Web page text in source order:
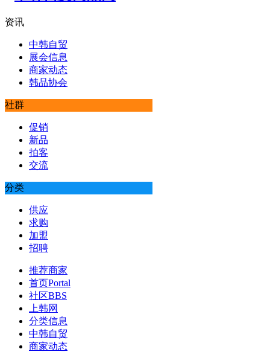
资讯
中韩自贸
展会信息
商家动态
韩品协会
社群
促销
新品
拍客
交流
分类
供应
求购
加盟
招聘
推荐商家
首页Portal
社区BBS
上韩网
分类信息
中韩自贸
商家动态